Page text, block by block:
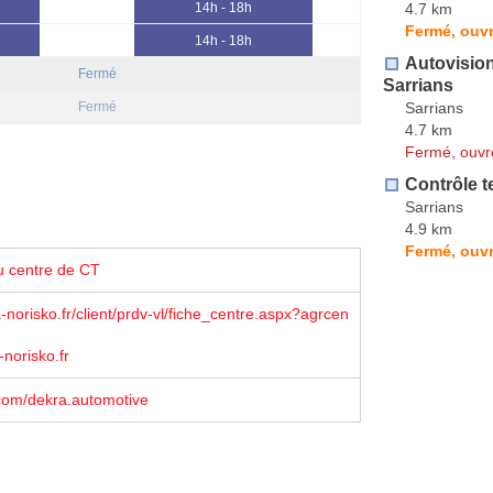
14h - 18h
14h - 18h
Fermé
Fermé
centre de CT
norisko.fr/client/prdv-vl/fiche_centre.aspx?agrcen
norisko.fr
dekra.automotive
4.7 km
Fermé,
Sarrians
Sarrians
4.7 km
Fermé,
Contrôle
Sarrians
4.9 km
Fermé,